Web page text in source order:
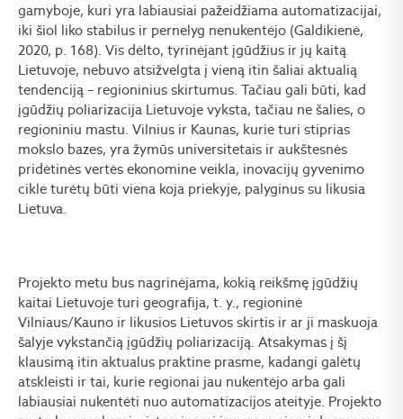
gamyboje, kuri yra labiausiai pažeidžiama automatizacijai,
iki šiol liko stabilus ir pernelyg nenukentėjo (Galdikienė,
2020, p. 168). Vis dėlto, tyrinėjant įgūdžius ir jų kaitą
Lietuvoje, nebuvo atsižvelgta į vieną itin šaliai aktualią
tendenciją – regioninius skirtumus. Tačiau gali būti, kad
įgūdžių poliarizacija Lietuvoje vyksta, tačiau ne šalies, o
regioniniu mastu. Vilnius ir Kaunas, kurie turi stiprias
mokslo bazes, yra žymūs universitetais ir aukštesnės
pridėtinės vertės ekonomine veikla, inovacijų gyvenimo
cikle turėtų būti viena koja priekyje, palyginus su likusia
Lietuva.
Projekto metu bus nagrinėjama, kokią reikšmę įgūdžių
kaitai Lietuvoje turi geografija, t. y., regioninė
Vilniaus/Kauno ir likusios Lietuvos skirtis ir ar ji maskuoja
šalyje vykstančią įgūdžių poliarizaciją. Atsakymas į šį
klausimą itin aktualus praktine prasme, kadangi galėtų
atskleisti ir tai, kurie regionai jau nukentėjo arba gali
labiausiai nukentėti nuo automatizacijos ateityje. Projekto